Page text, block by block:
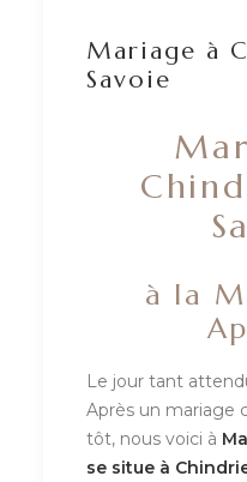
Mariage à
Savoie
à la
Le jour tant
Après un mariage
tôt, nous voici à
se situe à